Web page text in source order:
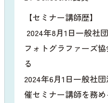
【セミナー講師歴】
2024年8月1日一般社
フォトグラファーズ
る
2024年6月1日一般社
催セミナー講師を務め